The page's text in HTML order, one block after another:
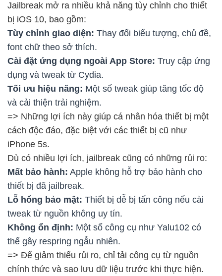
Jailbreak mở ra nhiều khả năng tùy chỉnh cho thiết
bị iOS 10, bao gồm:
Tùy chỉnh giao diện: Thay đổi biểu tượng, chủ đề,
font chữ theo sở thích.
Cài đặt ứng dụng ngoài App Store: Truy cập ứng
dụng và tweak từ Cydia.
Tối ưu hiệu năng: Một số tweak giúp tăng tốc độ
và cải thiện trải nghiệm.
=> Những lợi ích này giúp cá nhân hóa thiết bị một
cách độc đáo, đặc biệt với các thiết bị cũ như
iPhone 5s.
Dù có nhiều lợi ích, jailbreak cũng có những rủi ro:
Mất bảo hành: Apple không hỗ trợ bảo hành cho
thiết bị đã jailbreak.
Lỗ hổng bảo mật: Thiết bị dễ bị tấn công nếu cài
tweak từ nguồn không uy tín.
Không ổn định: Một số công cụ như Yalu102 có
thể gây respring ngẫu nhiên.
=> Để giảm thiểu rủi ro, chỉ tải công cụ từ nguồn
chính thức và sao lưu dữ liệu trước khi thực hiện.